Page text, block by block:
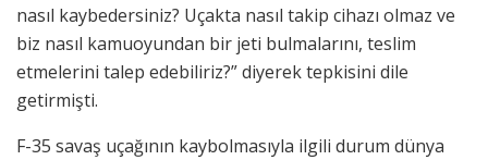
nasıl kaybedersiniz? Uçakta nasıl takip cihazı olmaz ve
biz nasıl kamuoyundan bir jeti bulmalarını, teslim
etmelerini talep edebiliriz?” diyerek tepkisini dile
getirmişti.
F-35 savaş uçağının kaybolmasıyla ilgili durum dünya